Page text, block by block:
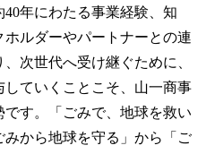
年にわたる事業経験、知
ルダーやパートナーとの連
次世代へ受け継ぐために、
ていくことこそ、山一商事
す。「ごみで、地球を救い
から地球を守る」から「ご